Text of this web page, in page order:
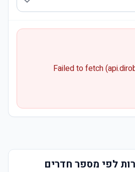
Failed to fetch
לפי מספר חדרים